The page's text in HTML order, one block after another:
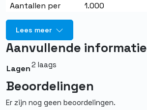
Aantallen per
eenheid
1.000
Lees meer
Aanvullende informatie
Lagen2 laags
Beoordelingen
Er zijn nog geen beoordelingen.